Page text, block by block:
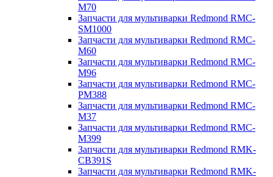
M70
Запчасти для мультиварки Redmond RMC-
SM1000
Запчасти для мультиварки Redmond RMC-
M60
Запчасти для мультиварки Redmond RMC-
M96
Запчасти для мультиварки Redmond RMC-
PM388
Запчасти для мультиварки Redmond RMC-
M37
Запчасти для мультиварки Redmond RMC-
M399
Запчасти для мультиварки Redmond RMK-
CB391S
Запчасти для мультиварки Redmond RMK-